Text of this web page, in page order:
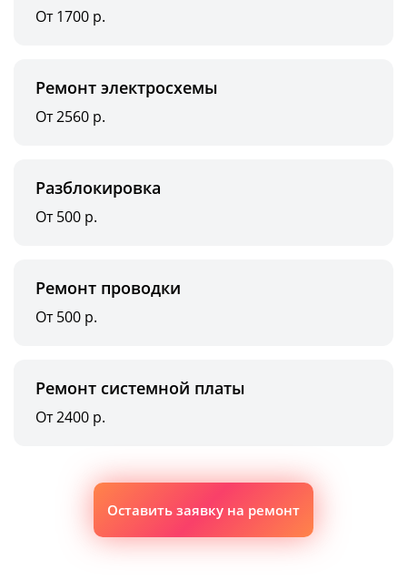
От 1700 р.
Ремонт электросхемы
От 2560 р.
Разблокировка
От 500 р.
Ремонт проводки
От 500 р.
Ремонт системной платы
От 2400 р.
Оставить заявку на ремонт